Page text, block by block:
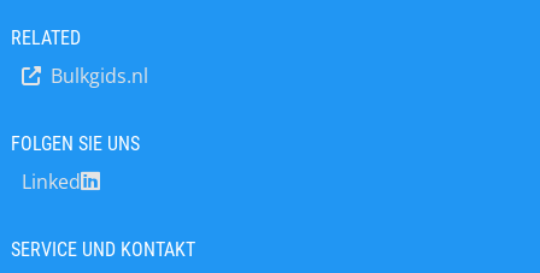
RELATED
Bulkgids.nl
FOLGEN SIE UNS
Linked
SERVICE UND KONTAKT